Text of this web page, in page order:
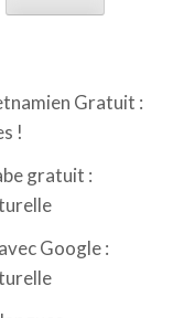
Gratuit :
!
gratuit :
Google :